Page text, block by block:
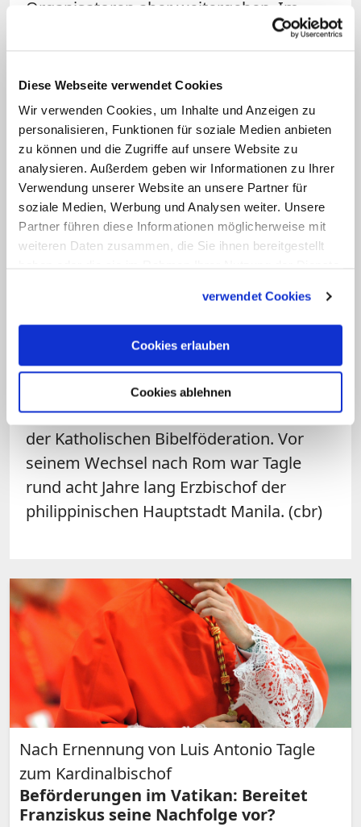
Diese Webseite verwendet Cookies
Wir verwenden Cookies, um Inhalte und Anzeigen zu
personalisieren, Funktionen für soziale Medien anbieten
zu können und die Zugriffe auf unsere Website zu
analysieren. Außerdem geben wir Informationen zu Ihrer
Verwendung unserer Website an unsere Partner für
soziale Medien, Werbung und Analysen weiter. Unsere
Partner führen diese Informationen möglicherweise mit
weiteren Daten zusammen, die Sie ihnen bereitgestellt
verwendet Cookies
Cookies erlauben
Cookies ablehnen
Organisatoren aber weitergehen. Im
Organisationen Veranstaltungen und
Initiativen mit dem Ziel, eine Kultur der
Begegnung mit Flüchtlingen zu fördern.
"Die Kampagne 'Share The Journey' war
ein großer Moment der Begegnung, der
Solidarität und für uns auch der
Erinnerung, vor allem aber ein Ausdruck
der Liebe. Ein Ausdruck der Liebe der
Der Kardinal hat2019 die Leitung der
vatikanischen Missionskongregation
. Darüber hinaus ist er
Präsident von Caritas Internationalis und
der Katholischen Bibelföderation. Vor
seinem Wechsel nach Rom war Tagle
rund acht Jahre lang Erzbischof der
philippinischen Hauptstadt Manila. (cbr)
Nach Ernennung von Luis Antonio Tagle
zum Kardinalbischof
Beförderungen im Vatikan: Bereitet
Franziskus seine Nachfolge vor?